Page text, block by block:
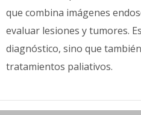
que combina imágenes
evaluar lesiones y tumores.
diagnóstico, sino que
tratamientos paliativos.